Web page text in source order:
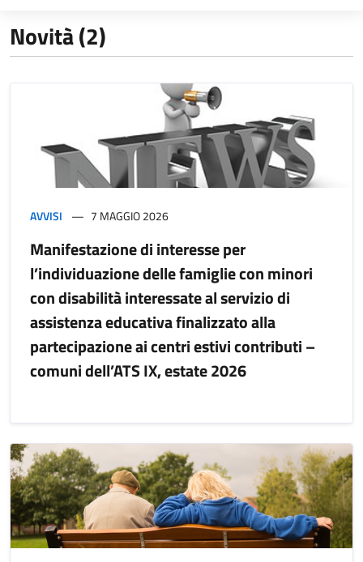
Novità (2)
AVVISI 7 MAGGIO 2026
Manifestazione di interesse per
l’individuazione delle famiglie con minori
con disabilità interessate al servizio di
assistenza educativa finalizzato alla
partecipazione ai centri estivi contributi –
comuni dell’ATS IX, estate 2026